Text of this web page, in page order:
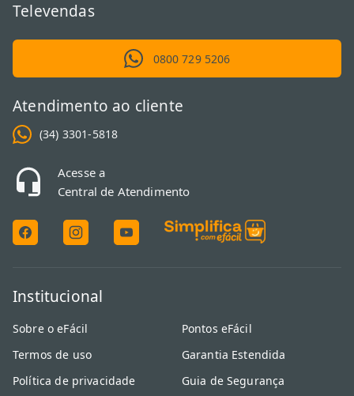
Televendas
0800 729 5206
Atendimento ao cliente
(34) 3301-5818
Acesse a
Central de Atendimento
Institucional
Sobre o eFácil
Termos de uso
Política de privacidade
Pontos eFácil
Garantia Estendida
Guia de Segurança